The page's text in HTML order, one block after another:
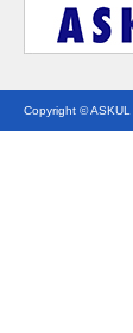
Copyright © ASKUL